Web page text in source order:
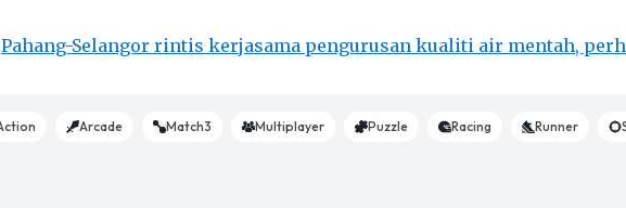
Pahang-Selangor rintis kerjasama pengurusan kualiti air mentah,